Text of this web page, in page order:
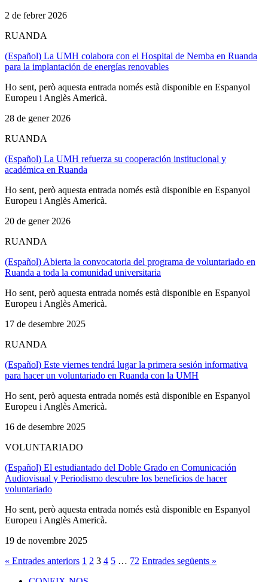
2 de febrer 2026
RUANDA
(Español) La UMH colabora con el Hospital de Nemba en Ruanda
para la implantación de energías renovables
Ho sent, però aquesta entrada només està disponible en Espanyol
Europeu i Anglès Americà.
28 de gener 2026
RUANDA
(Español) La UMH refuerza su cooperación institucional y
académica en Ruanda
Ho sent, però aquesta entrada només està disponible en Espanyol
Europeu i Anglès Americà.
20 de gener 2026
RUANDA
(Español) Abierta la convocatoria del programa de voluntariado en
Ruanda a toda la comunidad universitaria
Ho sent, però aquesta entrada només està disponible en Espanyol
Europeu i Anglès Americà.
17 de desembre 2025
RUANDA
(Español) Este viernes tendrá lugar la primera sesión informativa
para hacer un voluntariado en Ruanda con la UMH
Ho sent, però aquesta entrada només està disponible en Espanyol
Europeu i Anglès Americà.
16 de desembre 2025
VOLUNTARIADO
(Español) El estudiantado del Doble Grado en Comunicación
Audiovisual y Periodismo descubre los beneficios de hacer
voluntariado
Ho sent, però aquesta entrada només està disponible en Espanyol
Europeu i Anglès Americà.
19 de novembre 2025
« Entrades anteriors 1 2 3 4 5 … 72 Entrades següents »